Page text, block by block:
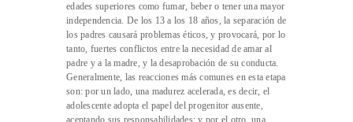
edades superiores como fumar, beber o tener una mayor
independencia. De los 13 a los 18 años, la separación de
los padres causará problemas éticos, y provocará, por lo
tanto, fuertes conflictos entre la necesidad de amar al
padre y a la madre, y la desaprobación de su conducta.
Generalmente, las reacciones más comunes en esta etapa
son: por un lado, una madurez acelerada, es decir, el
adolescente adopta el papel del progenitor ausente,